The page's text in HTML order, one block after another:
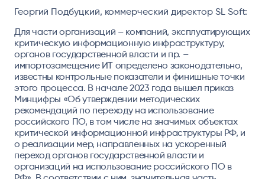
Георгий Подбуцкий, коммерческий директор SL Soft:
Для части организаций – компаний, эксплуатирующих
критическую информационную инфраструктуру,
органов государственной власти и пр. –
импортозамещение ИТ определено законодательно,
известны контрольные показатели и финишные точки
этого процесса. В начале 2023 года вышел приказ
Минцифры «Об утверждении методических
рекомендаций по переходу на использование
российского ПО, в том числе на значимых объектах
критической информационной инфраструктуры РФ, и
о реализации мер, направленных на ускоренный
переход органов государственной власти и
организаций на использование российского ПО в